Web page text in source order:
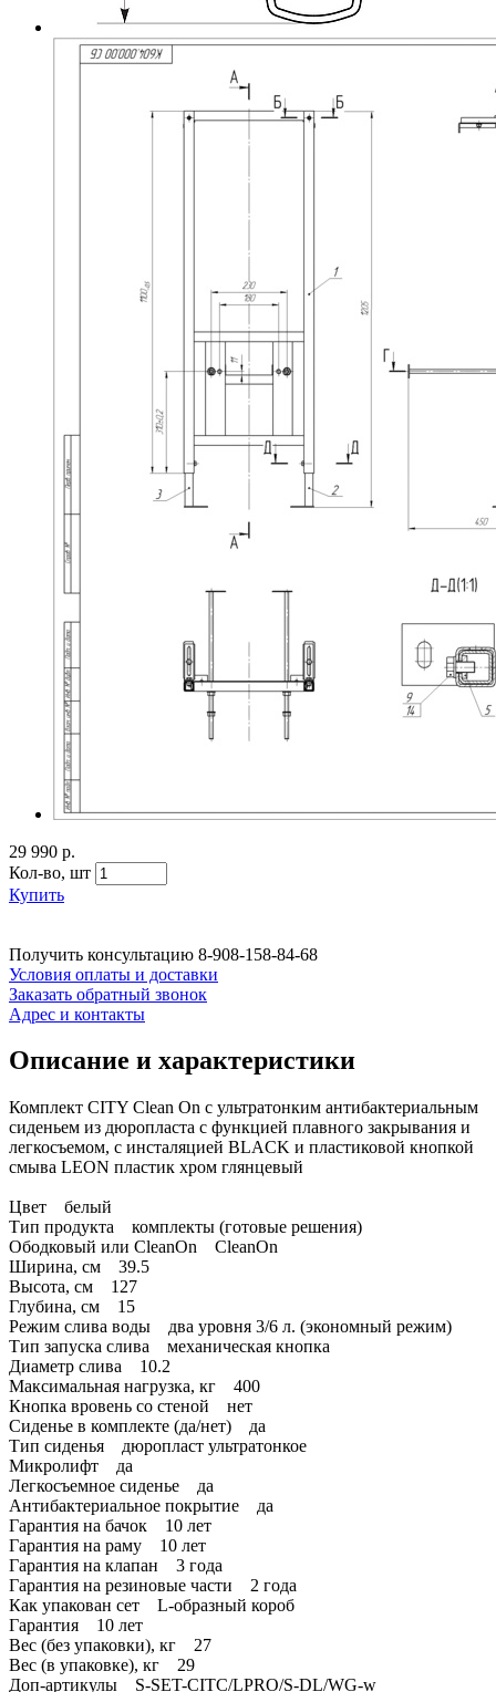
29 990 р.
Кол-во, шт
Купить
Получить консультацию 8-908-158-84-68
Условия оплаты и доставки
Заказать обратный звонок
Адрес и контакты
Описание и характеристики
Комплект CITY Clean On с ультратонким антибактериальным
сиденьем из дюропласта с функцией плавного закрывания и
легкосъемом, с инсталяцией BLACK и пластиковой кнопкой
смыва LEON пластик хром глянцевый
Цвет белый
Тип продукта комплекты (готовые решения)
Ободковый или CleanOn CleanOn
Ширина, см 39.5
Высота, см 127
Глубина, см 15
Режим слива воды два уровня 3/6 л. (экономный режим)
Тип запуска слива механическая кнопка
Диаметр слива 10.2
Максимальная нагрузка, кг 400
Кнопка вровень со стеной нет
Сиденье в комплекте (да/нет) да
Тип сиденья дюропласт ультратонкое
Микролифт да
Легкосъемное сиденье да
Антибактериальное покрытие да
Гарантия на бачок 10 лет
Гарантия на раму 10 лет
Гарантия на клапан 3 года
Гарантия на резиновые части 2 года
Как упакован сет L-образный короб
Гарантия 10 лет
Вес (без упаковки), кг 27
Вес (в упаковке), кг 29
Доп-артикулы S-SET-CITC/LPRO/S-DL/WG-w